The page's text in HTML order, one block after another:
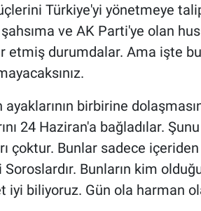
Türkiye'yi yönetmeye
ve AK Parti'ye olan
etmiş durumdalar. Ama işte
ayaklarının birbirine
24 Haziran'a bağladılar.
çoktur. Bunlar sadece içeriden
Bunların kim
iyi biliyoruz. Gün ola harman